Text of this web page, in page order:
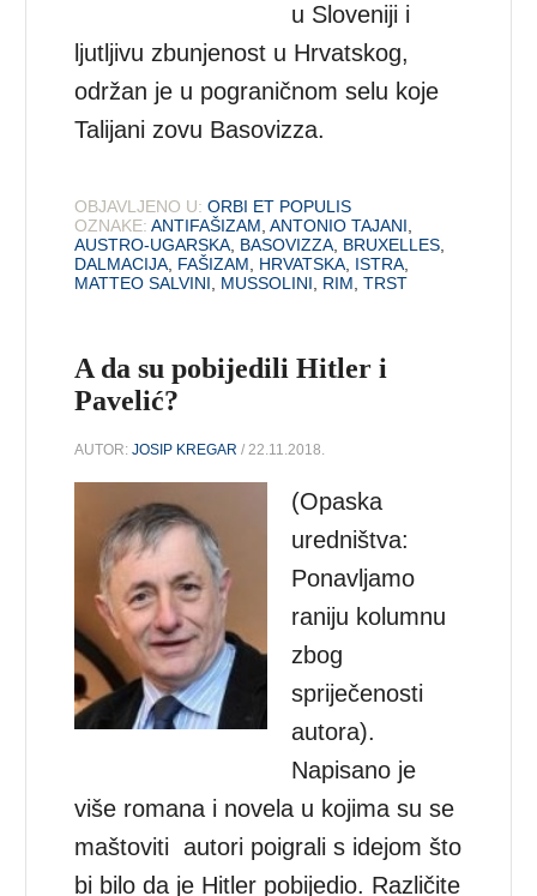
u Sloveniji i
ljutljivu zbunjenost u Hrvatskog,
održan je u pograničnom selu koje
Talijani zovu Basovizza.
OBJAVLJENO U: ORBI ET POPULIS
OZNAKE: ANTIFAŠIZAM,ANTONIO TAJANI,
AUSTRO-UGARSKA, BASOVIZZA, BRUXELLES,
DALMACIJA, FAŠIZAM, HRVATSKA, ISTRA,
MATTEO SALVINI, MUSSOLINI, RIM,TRST
A da su pobijedili Hitler i
Pavelić?
AUTOR:JOSIP KREGAR / 22.11.2018.
(Opaska
uredništva:
Ponavljamo
raniju kolumnu
zbog
spriječenosti
autora).
Napisano je
više romana i novela u kojima su se
maštoviti autori poigrali s idejom što
bi bilo da je Hitler pobijedio. Različite